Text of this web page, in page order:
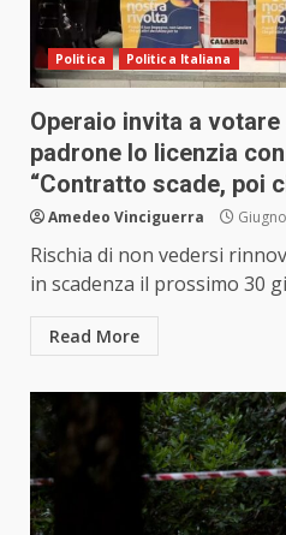
Politica Politica Italiana
Operaio invita a
padrone lo licenzia
“Contratto scade, poi
Amedeo Vinciguerra
Rischia di non vedersi
in scadenza il prossimo 30
Read More